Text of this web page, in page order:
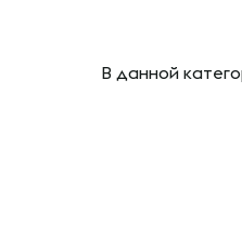
В данной